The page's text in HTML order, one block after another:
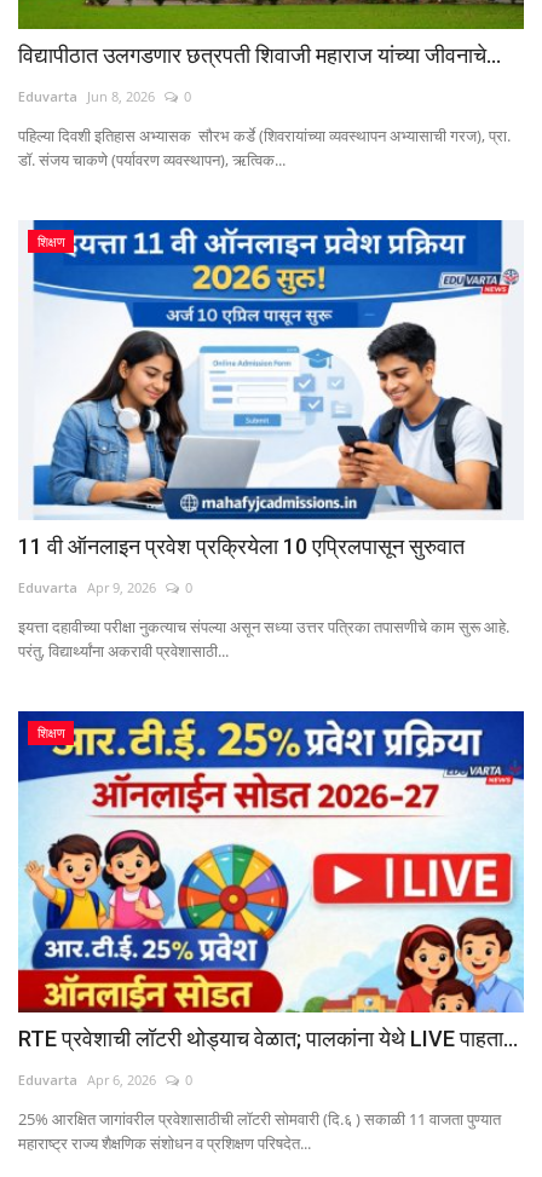
विद्यापीठात उलगडणार छत्रपती शिवाजी महाराज यांच्या जीवनाचे...
Eduvarta Jun 8, 2026 0
पहिल्या दिवशी इतिहास अभ्यासक सौरभ कर्डे (शिवरायांच्या व्यवस्थापन अभ्यासाची गरज), प्रा.
डॉ. संजय चाकणे (पर्यावरण व्यवस्थापन), ऋत्विक...
शिक्षण
11 वी ऑनलाइन प्रवेश प्रक्रियेला 10 एप्रिलपासून सुरुवात
Eduvarta Apr 9, 2026 0
इयत्ता दहावीच्या परीक्षा नुकत्याच संपल्या असून सध्या उत्तर पत्रिका तपासणीचे काम सुरू आहे.
परंतु, विद्यार्थ्यांना अकरावी प्रवेशासाठी...
शिक्षण
RTE प्रवेशाची लॉटरी थोड्याच वेळात; पालकांना येथे LIVE पाहता...
Eduvarta Apr 6, 2026 0
25% आरक्षित जागांवरील प्रवेशासाठीची लॉटरी सोमवारी (दि.६ ) सकाळी 11 वाजता पुण्यात
महाराष्ट्र राज्य शैक्षणिक संशोधन व प्रशिक्षण परिषदेत...